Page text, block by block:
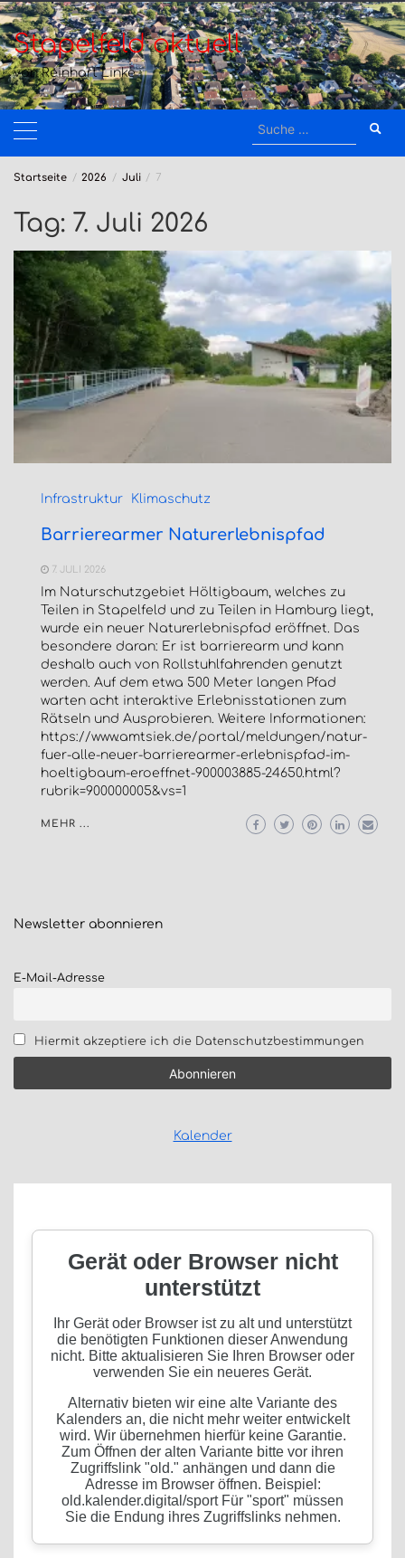
Zum
Inhalt
springen
Stapelfeld aktuell
von Reinhart Linke
Suche
nach:
Startseite 2026 Juli 7
Tag: 7. Juli 2026
Infrastruktur Klimaschutz
Barrierearmer Naturerlebnispfad
7. JULI 2026
Im Naturschutzgebiet Höltigbaum, welches zu
Teilen in Stapelfeld und zu Teilen in Hamburg liegt,
wurde ein neuer Naturerlebnispfad eröffnet. Das
besondere daran: Er ist barrierearm und kann
deshalb auch von Rollstuhlfahrenden genutzt
werden. Auf dem etwa 500 Meter langen Pfad
warten acht interaktive Erlebnisstationen zum
Rätseln und Ausprobieren. Weitere Informationen:
https://www.amtsiek.de/portal/meldungen/natur-
fuer-alle-neuer-barrierearmer-erlebnispfad-im-
hoeltigbaum-eroeffnet-900003885-24650.html?
rubrik=900000005&vs=1
MEHR ...
Newsletter abonnieren
E-Mail-Adresse
Hiermit akzeptiere ich die Datenschutzbestimmungen
Kalender